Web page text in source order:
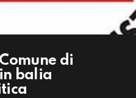
di
balia